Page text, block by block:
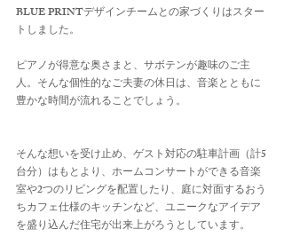
BLUE PRINTデザインチームとの家づくりはスター
トしました。
ピアノが得意な奥さまと、サボテンが趣味のご主
人。そんな個性的なご夫妻の休日は、音楽とともに
豊かな時間が流れることでしょう。
そんな想いを受け止め、ゲスト対応の駐車計画（計5
台分）はもとより、ホームコンサートができる音楽
室や2つのリビングを配置したり、庭に対面するおう
ちカフェ仕様のキッチンなど、ユニークなアイデア
を盛り込んだ住宅が出来上がろうとしています。